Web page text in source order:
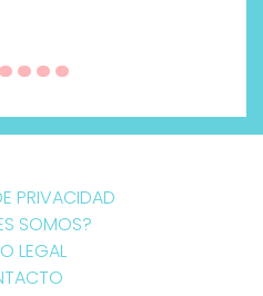
PRIVACIDAD
SOMOS?
LEGAL